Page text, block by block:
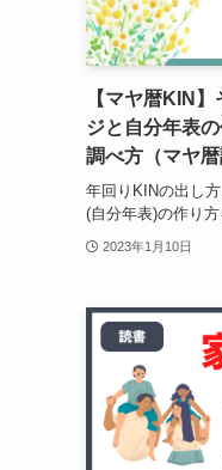
【マヤ暦KIN
ジと自分年表
調べ方（マヤ暦
年回りKINの出し
(自分年表)の作り方
2023年1月10日